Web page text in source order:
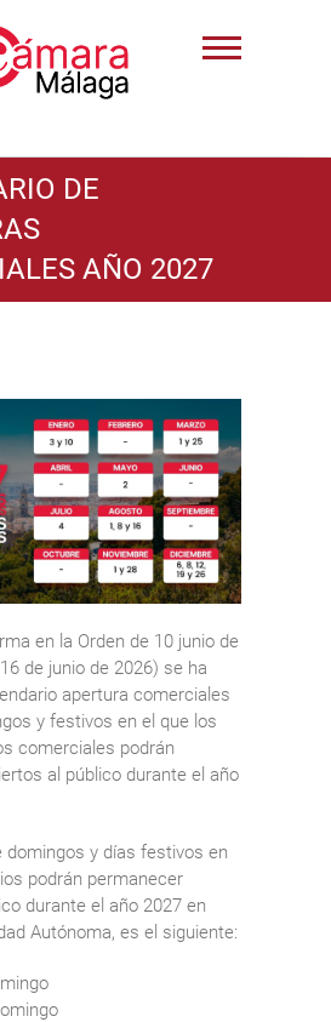
DE
AÑO 2027
en la Orden de 10 junio de
de junio de 2026) se ha
apertura comerciales
y festivos en el que los
comerciales podrán
al público durante el año
domingos y días festivos en
podrán permanecer
durante el año 2027 en
Autónoma, es el siguiente: